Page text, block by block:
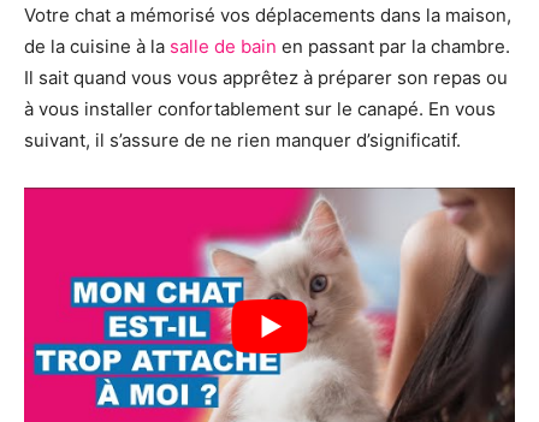
Votre chat a mémorisé vos déplacements dans la maison,
de la cuisine à la salle de bain en passant par la chambre.
Il sait quand vous vous apprêtez à préparer son repas ou
à vous installer confortablement sur le canapé. En vous
suivant, il s’assure de ne rien manquer d’significatif.